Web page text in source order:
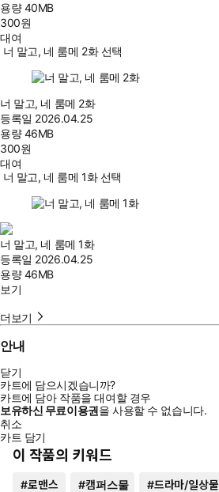
용량40MB
300원
대여
너 말고, 네 룸메 2화 선택
너 말고, 네 룸메 2화
등록일 2026.04.25
용량46MB
300원
대여
너 말고, 네 룸메 1화 선택
너 말고, 네 룸메 1화
등록일 2026.04.25
용량46MB
보기
더보기
안내
닫기
카트에 담으시겠습니까?
카트에 담아 작품을 대여할 경우
보유하신 무료이용권을 사용할 수 없습니다.
취소
카트 담기
이 작품의 키워드
#로맨스 #캠퍼스물 #드라마/일상물